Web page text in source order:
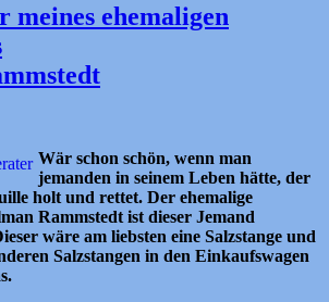
meines ehemaligen
Wär schon schön, wenn man
jemanden in seinem Leben hätte, der
holt und rettet. Der ehemalige
Rammstedt ist dieser Jemand
wäre am liebsten eine Salzstange und
Salzstangen in den Einkaufswagen